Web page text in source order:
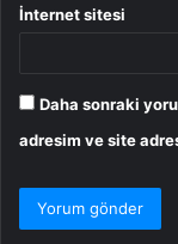
İnternet sitesi
Daha sonraki
adresim ve site